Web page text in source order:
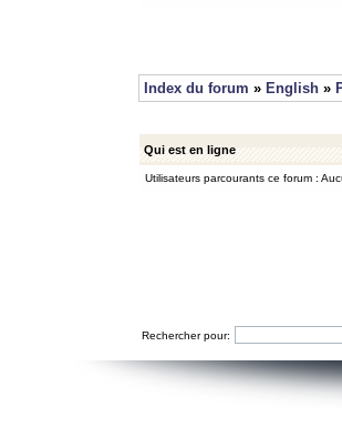
Index du forum » English »
Qui est en ligne
Utilisateurs parcourants ce forum :
Rechercher pour: